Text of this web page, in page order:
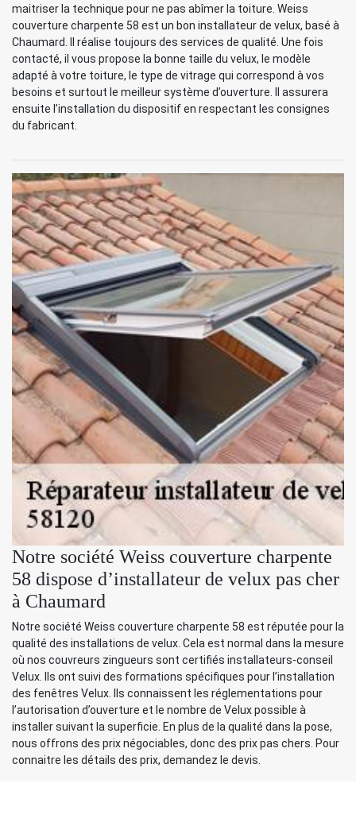
maitriser la technique pour ne pas abîmer la toiture. Weiss
couverture charpente 58 est un bon installateur de velux, basé à
Chaumard. Il réalise toujours des services de qualité. Une fois
contacté, il vous propose la bonne taille du velux, le modèle
adapté à votre toiture, le type de vitrage qui correspond à vos
besoins et surtout le meilleur système d’ouverture. Il assurera
ensuite l’installation du dispositif en respectant les consignes
du fabricant.
Notre société Weiss couverture charpente
58 dispose d’installateur de velux pas cher
à Chaumard
Notre société Weiss couverture charpente 58 est réputée pour la
qualité des installations de velux. Cela est normal dans la mesure
où nos couvreurs zingueurs sont certifiés installateurs-conseil
Velux. Ils ont suivi des formations spécifiques pour l’installation
des fenêtres Velux. Ils connaissent les réglementations pour
l’autorisation d’ouverture et le nombre de Velux possible à
installer suivant la superficie. En plus de la qualité dans la pose,
nous offrons des prix négociables, donc des prix pas chers. Pour
connaitre les détails des prix, demandez le devis.